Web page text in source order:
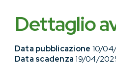
Dettaglio
Data pubblicazione 10/
Data scadenza19/04/